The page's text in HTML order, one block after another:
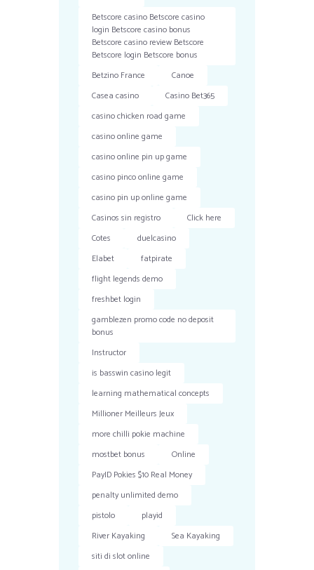
Betscore casino Betscore casino
login Betscore casino bonus
Betscore casino review Betscore
Betscore login Betscore bonus
Betzino France
Canoe
Casea casino
Casino Bet365
casino chicken road game
casino online game
casino online pin up game
casino pinco online game
casino pin up online game
Casinos sin registro
Click here
Cotes
duelcasino
Elabet
fatpirate
flight legends demo
freshbet login
gamblezen promo code no deposit
bonus
Instructor
is basswin casino legit
learning mathematical concepts
Millioner Meilleurs Jeux
more chilli pokie machine
mostbet bonus
Online
PayID Pokies $10 Real Money
penalty unlimited demo
pistolo
playid
River Kayaking
Sea Kayaking
siti di slot online